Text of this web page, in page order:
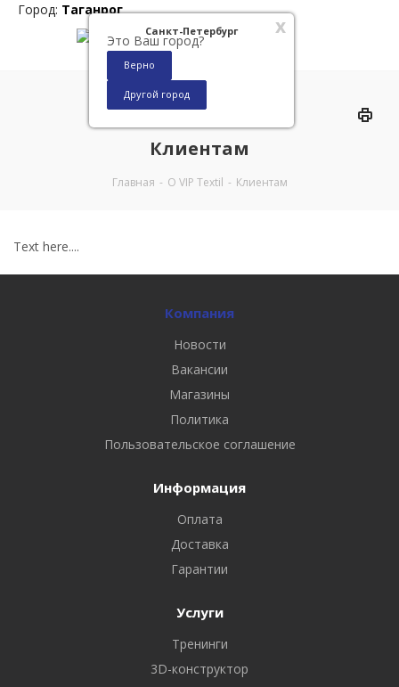
x
Санкт-Петербург
Это Ваш город?
Верно
Другой город
Город: Таганрог
Клиентам
Главная - О VIP Textil - Клиентам
Text here....
Компания
Новости
Вакансии
Магазины
Политика
Пользовательское соглашение
Информация
Оплата
Доставка
Гарантии
Услуги
Тренинги
3D-конструктор